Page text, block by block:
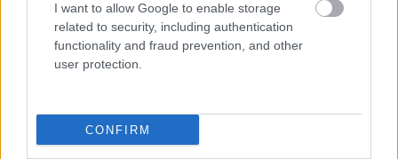
I want to allow Google to enable storage
related to security, including authentication
functionality and fraud prevention, and other
user protection.
CONFIRM